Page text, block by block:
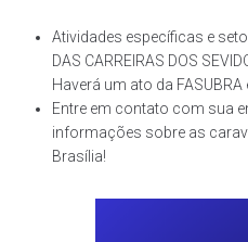
Atividades específicas e
DAS CARREIRAS DOS
Haverá um ato da
Entre em contato com sua
informações sobre as
Brasília!